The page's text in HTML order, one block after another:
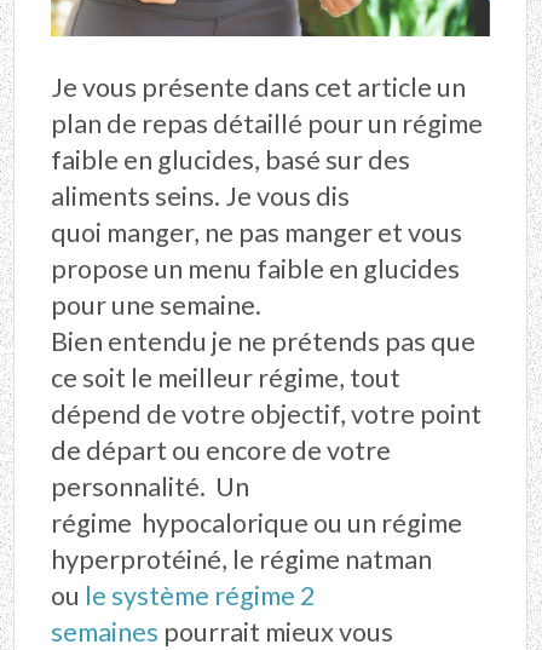
Je vous présente dans cet article un
plan de repas détaillé pour un régime
faible en glucides, basé sur des
aliments seins. Je vous dis
quoi manger, ne pas manger et vous
propose un menu faible en glucides
pour une semaine.
Bien entendu je ne prétends pas que
ce soit le meilleur régime, tout
dépend de votre objectif, votre point
de départ ou encore de votre
personnalité. Un
régime hypocalorique ou un régime
hyperprotéiné, le régime natman
ou le système régime 2
semaines pourrait mieux vous